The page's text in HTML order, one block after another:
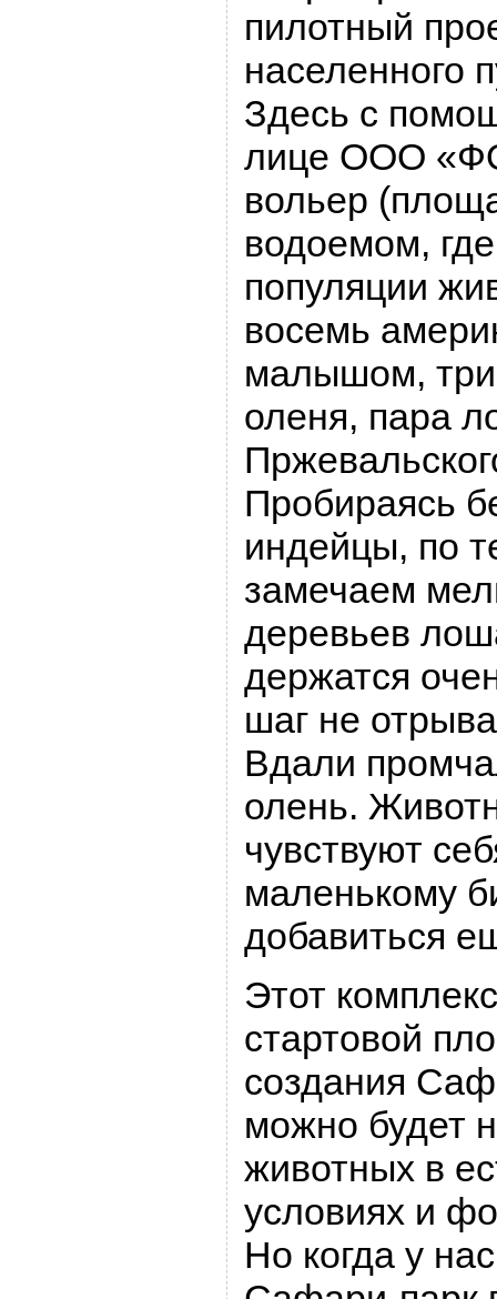
пилотный
населенного
Здесь с
лице ООО
вольер
водоемом,
популяции
восемь
малышом, три
оленя, пара
Пробираясь
индейцы, по
замечаем
деревьев
держатся
шаг не
Вдали
олень.
чувствуют
маленькому
добавиться
Этот
стартовой
создания
можно будет
животных в
условиях и
Но когда у